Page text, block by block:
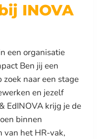
INOVA
een organisatie
Ben jij een
naar een stage
en jezelf
EdINOVA krijg je de
binnen
van het HR-vak,